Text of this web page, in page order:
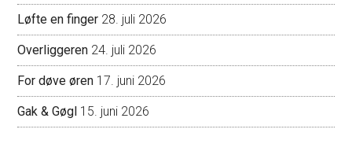
Løfte en finger 28. juli 2026
Overliggeren 24. juli 2026
For døve øren 17. juni 2026
Gak & Gøgl 15. juni 2026